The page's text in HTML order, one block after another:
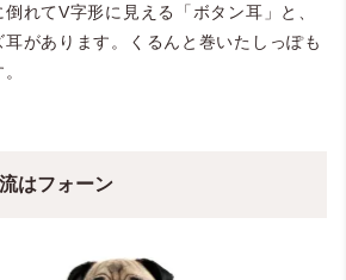
れてV字形に見える「ボタン耳」と、
があります。くるんと巻いたしっぽも
はフォーン